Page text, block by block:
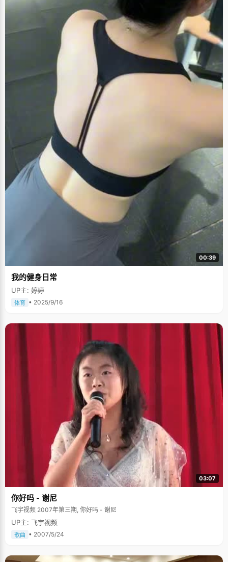
00:39
我的健身日常
UP主: 婷婷
体育 • 2025/9/16
03:07
你好吗 - 谢尼
飞宇视频 2007年第三期, 你好吗 - 谢尼
UP主: 飞宇视频
歌曲 • 2007/5/24